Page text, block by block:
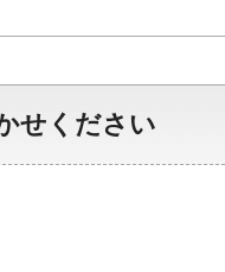
せください